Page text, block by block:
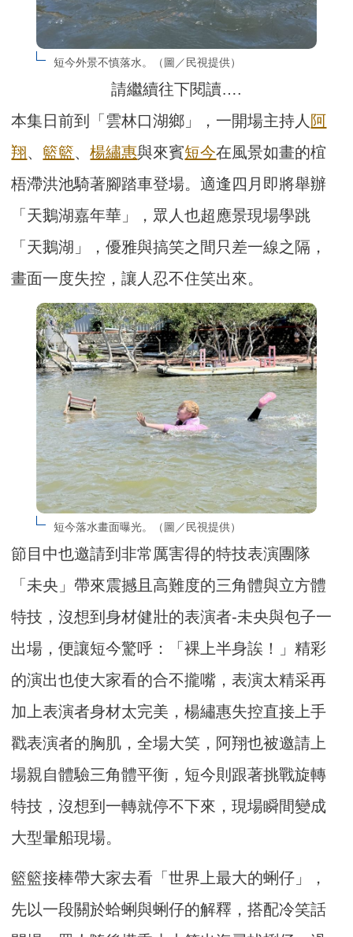
短今外景不慎落水。（圖／民視提供）
請繼續往下閱讀….
本集日前到「雲林口湖鄉」，一開場主持人 阿
翔、籃籃、楊繡惠與來賓短今在風景如畫的椬
梧滯洪池騎著腳踏車登場。適逢四月即將舉辦
「天鵝湖嘉年華」，眾人也超應景現場學跳
「天鵝湖」，優雅與搞笑之間只差一線之隔，
畫面一度失控，讓人忍不住笑出來。
短今落水畫面曝光。（圖／民視提供）
節目中也邀請到非常厲害得的特技表演團隊
「未央」帶來震撼且高難度的三角體與立方體
特技，沒想到身材健壯的表演者-未央與包子一
出場，便讓短今驚呼：「裸上半身誒！」精彩
的演出也使大家看的合不攏嘴，表演太精采再
加上表演者身材太完美，楊繡惠失控直接上手
戳表演者的胸肌，全場大笑，阿翔也被邀請上
場親自體驗三角體平衡，短今則跟著挑戰旋轉
特技，沒想到一轉就停不下來，現場瞬間變成
大型暈船現場。
籃籃接棒帶大家去看「世界上最大的蜊仔」，
先以一段關於蛤蜊與蜊仔的解釋，搭配冷笑話